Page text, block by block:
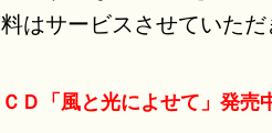
料はサービスさせていただ
ＣＤ「風と光によせて」発売